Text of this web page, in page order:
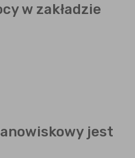
w zakładzie
jest